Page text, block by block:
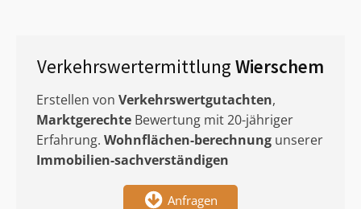
Verkehrswertermittlung Wierschem
Erstellen von Verkehrswertgutachten,
Marktgerechte Bewertung mit 20-jähriger
Erfahrung. Wohnflächen-berechnung unserer
Immobilien-sachverständigen
Anfragen